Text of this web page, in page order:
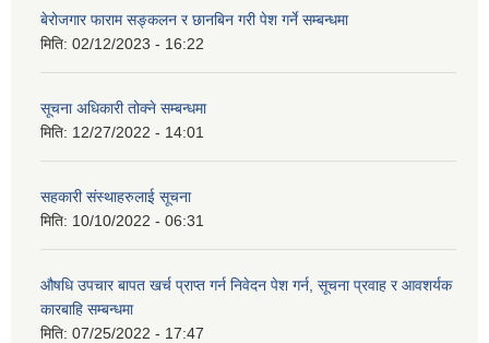
बेरोजगार फाराम सङ्कलन र छानबिन गरी पेश गर्ने सम्बन्धमा
मिति: 02/12/2023 - 16:22
सूचना अधिकारी तोक्ने सम्बन्धमा
मिति: 12/27/2022 - 14:01
सहकारी संस्थाहरुलाई सूचना
मिति: 10/10/2022 - 06:31
औषधि उपचार बापत खर्च प्राप्त गर्न निवेदन पेश गर्न, सूचना प्रवाह र आवशर्यक
कारबाहि सम्बन्धमा
मिति: 07/25/2022 - 17:47